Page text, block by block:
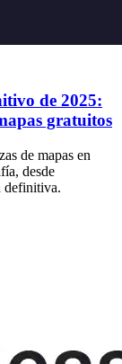
de 2025:
gratuitos
de mapas en
desde
definitiva.